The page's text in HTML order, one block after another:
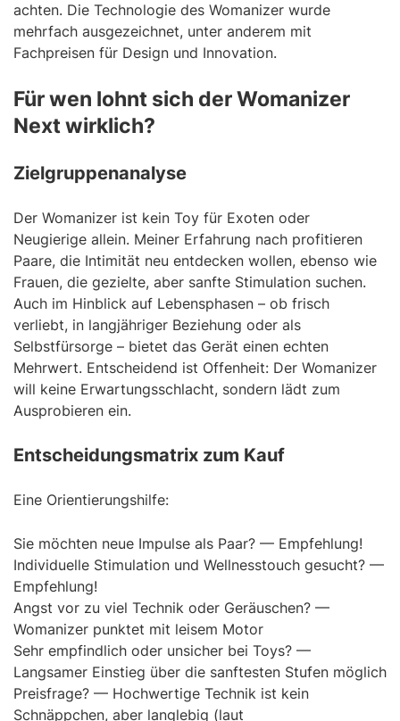
achten. Die Technologie des Womanizer wurde
mehrfach ausgezeichnet, unter anderem mit
Fachpreisen für Design und Innovation.
Für wen lohnt sich der Womanizer
Next wirklich?
Zielgruppenanalyse
Der Womanizer ist kein Toy für Exoten oder
Neugierige allein. Meiner Erfahrung nach profitieren
Paare, die Intimität neu entdecken wollen, ebenso wie
Frauen, die gezielte, aber sanfte Stimulation suchen.
Auch im Hinblick auf Lebensphasen – ob frisch
verliebt, in langjähriger Beziehung oder als
Selbstfürsorge – bietet das Gerät einen echten
Mehrwert. Entscheidend ist Offenheit: Der Womanizer
will keine Erwartungsschlacht, sondern lädt zum
Ausprobieren ein.
Entscheidungsmatrix zum Kauf
Eine Orientierungshilfe:
Sie möchten neue Impulse als Paar? — Empfehlung!
Individuelle Stimulation und Wellnesstouch gesucht? —
Empfehlung!
Angst vor zu viel Technik oder Geräuschen? —
Womanizer punktet mit leisem Motor
Sehr empfindlich oder unsicher bei Toys? —
Langsamer Einstieg über die sanftesten Stufen möglich
Preisfrage? — Hochwertige Technik ist kein
Schnäppchen, aber langlebig (laut